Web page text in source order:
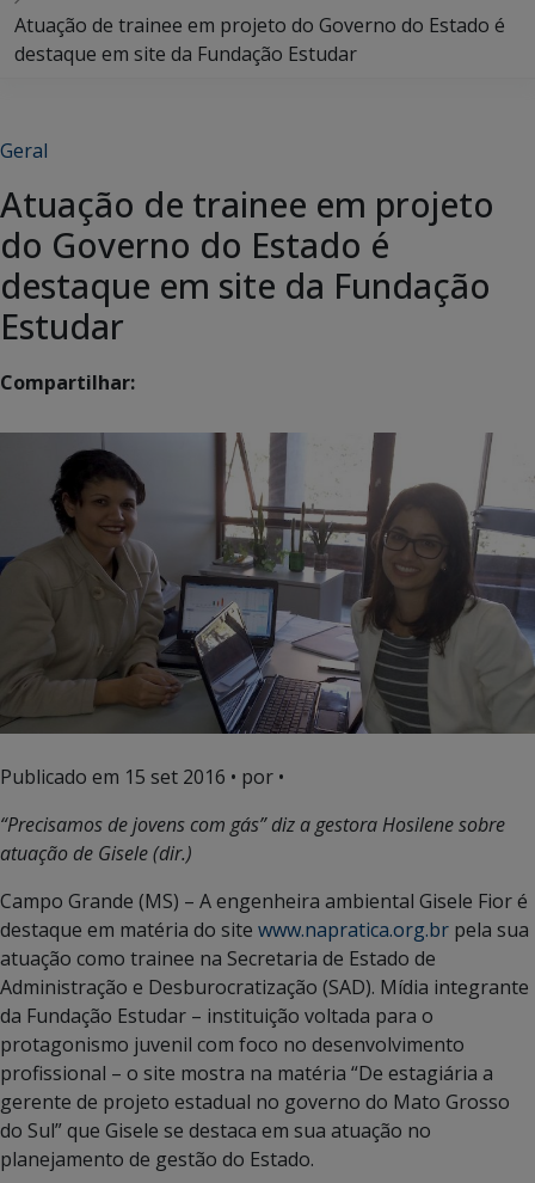
Atuação de trainee em projeto do Governo do Estado é
destaque em site da Fundação Estudar
Geral
Atuação de trainee em projeto
do Governo do Estado é
destaque em site da Fundação
Estudar
Compartilhar:
Publicado em 15 set 2016 • por •
“Precisamos de jovens com gás” diz a gestora Hosilene sobre
atuação de Gisele (dir.)
Campo Grande (MS) – A engenheira ambiental Gisele Fior é
destaque em matéria do site www.napratica.org.br pela sua
atuação como trainee na Secretaria de Estado de
Administração e Desburocratização (SAD). Mídia integrante
da Fundação Estudar – instituição voltada para o
protagonismo juvenil com foco no desenvolvimento
profissional – o site mostra na matéria “De estagiária a
gerente de projeto estadual no governo do Mato Grosso
do Sul” que Gisele se destaca em sua atuação no
planejamento de gestão do Estado.